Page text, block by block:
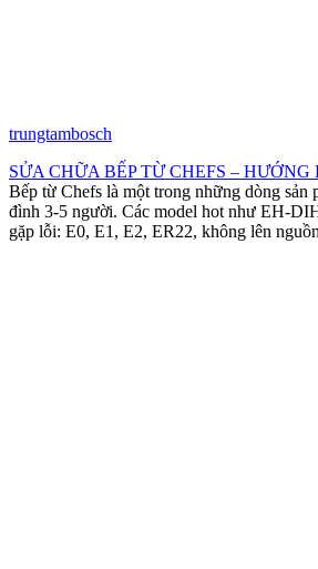
trungtambosch
SỬA CHỮA BẾP TỪ CHEFS –
Bếp từ Chefs là một trong những dòng sản
đình 3-5 người. Các model hot như EH-
gặp lỗi: E0, E1, E2, ER22, không lên